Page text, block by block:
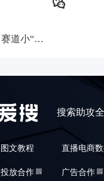
DSO抖音搜索，赛道小“无词可选”如何解决？
搜索助攻
图文教程 直播电商
投放合作 广告合作